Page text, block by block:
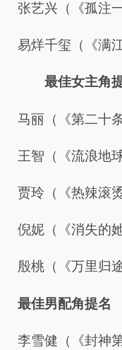
张艺兴（《孤注
易烊千玺（《满
最佳女主角
马丽（《第二十
王智（《流浪地
贾玲（《热辣滚
倪妮（《消失的
殷桃（《万里归
最佳男配角提名
李雪健（《封神